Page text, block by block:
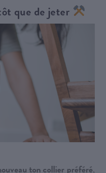
que de jeter
ton collier préféré,